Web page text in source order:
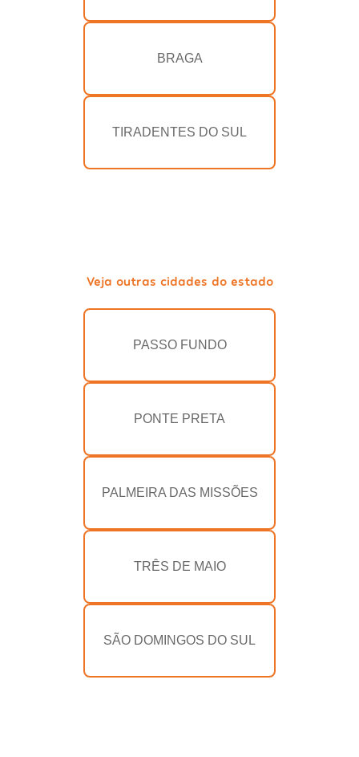
BRAGA
TIRADENTES DO SUL
Veja outras cidades do estado
PASSO FUNDO
PONTE PRETA
PALMEIRA DAS MISSÕES
TRÊS DE MAIO
SÃO DOMINGOS DO SUL